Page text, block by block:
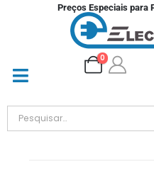
Preços Especiais para
0